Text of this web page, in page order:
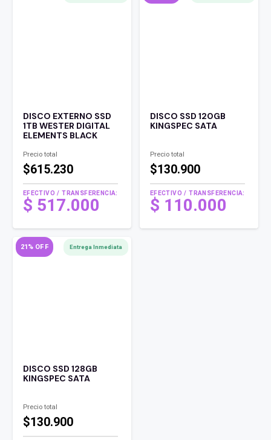
DISCO EXTERNO SSD
1TB WESTER DIGITAL
ELEMENTS BLACK
Precio total
$615.230
EFECTIVO / TRANSFERENCIA:
$ 517.000
DISCO SSD 120GB
KINGSPEC SATA
Precio total
$130.900
EFECTIVO / TRANSFERENCIA:
El
precio
original
$ 110.000
El
21% OFF Entrega Inmediata
DISCO SSD 128GB
KINGSPEC SATA
Precio total
$130.900